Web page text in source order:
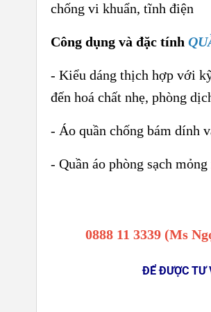
chống vi khuẩn, tĩnh điện
Công dụng và đặc tính
- Kiểu dáng thịch hợp với
đến hoá chất nhẹ, phòng
- Áo quần chống bám dính
- Quần áo phòng sạch
0888 11 3339 (Ms
ĐỂ ĐƯỢC TƯ